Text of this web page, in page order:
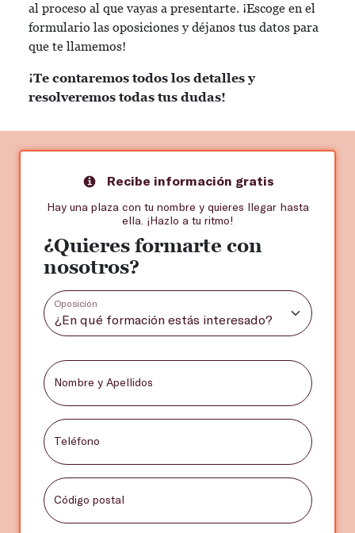
al proceso al que vayas a presentarte. ¡Escoge en el
formulario las oposiciones y déjanos tus datos para
que te llamemos!
¡Te contaremos todos los detalles y
resolveremos todas tus dudas!
Recibe información gratis
Hay una plaza con tu nombre y quieres llegar hasta
ella. ¡Hazlo a tu ritmo!
¿Quieres formarte con
nosotros?
Oposición
Nombre y Apellidos
Teléfono
Código postal